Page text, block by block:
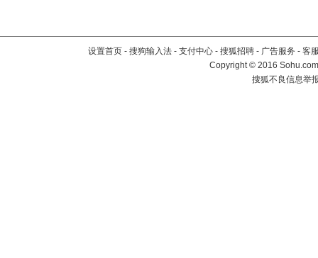
设置首页 - 搜狗输入法 - 支付中心 - 搜狐招聘 - 广告服务 - 客
Copyright©2016
搜狐不良信息举